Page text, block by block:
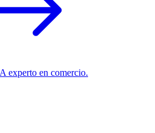
experto en comercio.